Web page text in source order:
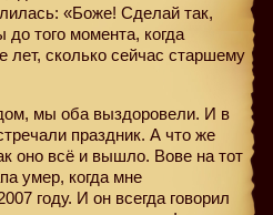
«Боже! Сделай так,
того момента, когда
лет, сколько сейчас старшему
мы оба выздоровели. И в
праздник. А что же
оно всё и вышло. Вове на тот
умер, когда мне
году. И он всегда говорил